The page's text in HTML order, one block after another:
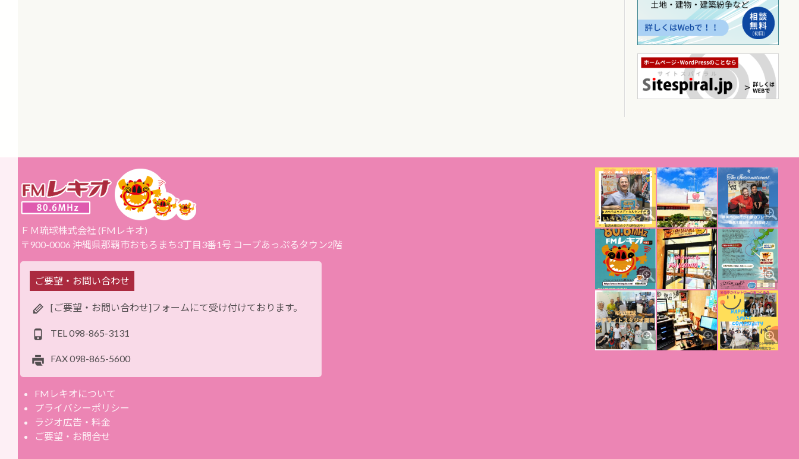
ＦＭ琉球株式会社 (FMレキオ)
〒900-0006 沖縄県那覇市おもろまち3丁目3番1号 コープあっぷるタウン2階
ご要望・お問い合わせ
[ご要望・お問い合わせ]フォームにて受け付けております。
TEL 098-865-3131
FAX098-865-5600
FMレキオについて
プライバシーポリシー
ラジオ広告・料金
ご要望・お問合せ